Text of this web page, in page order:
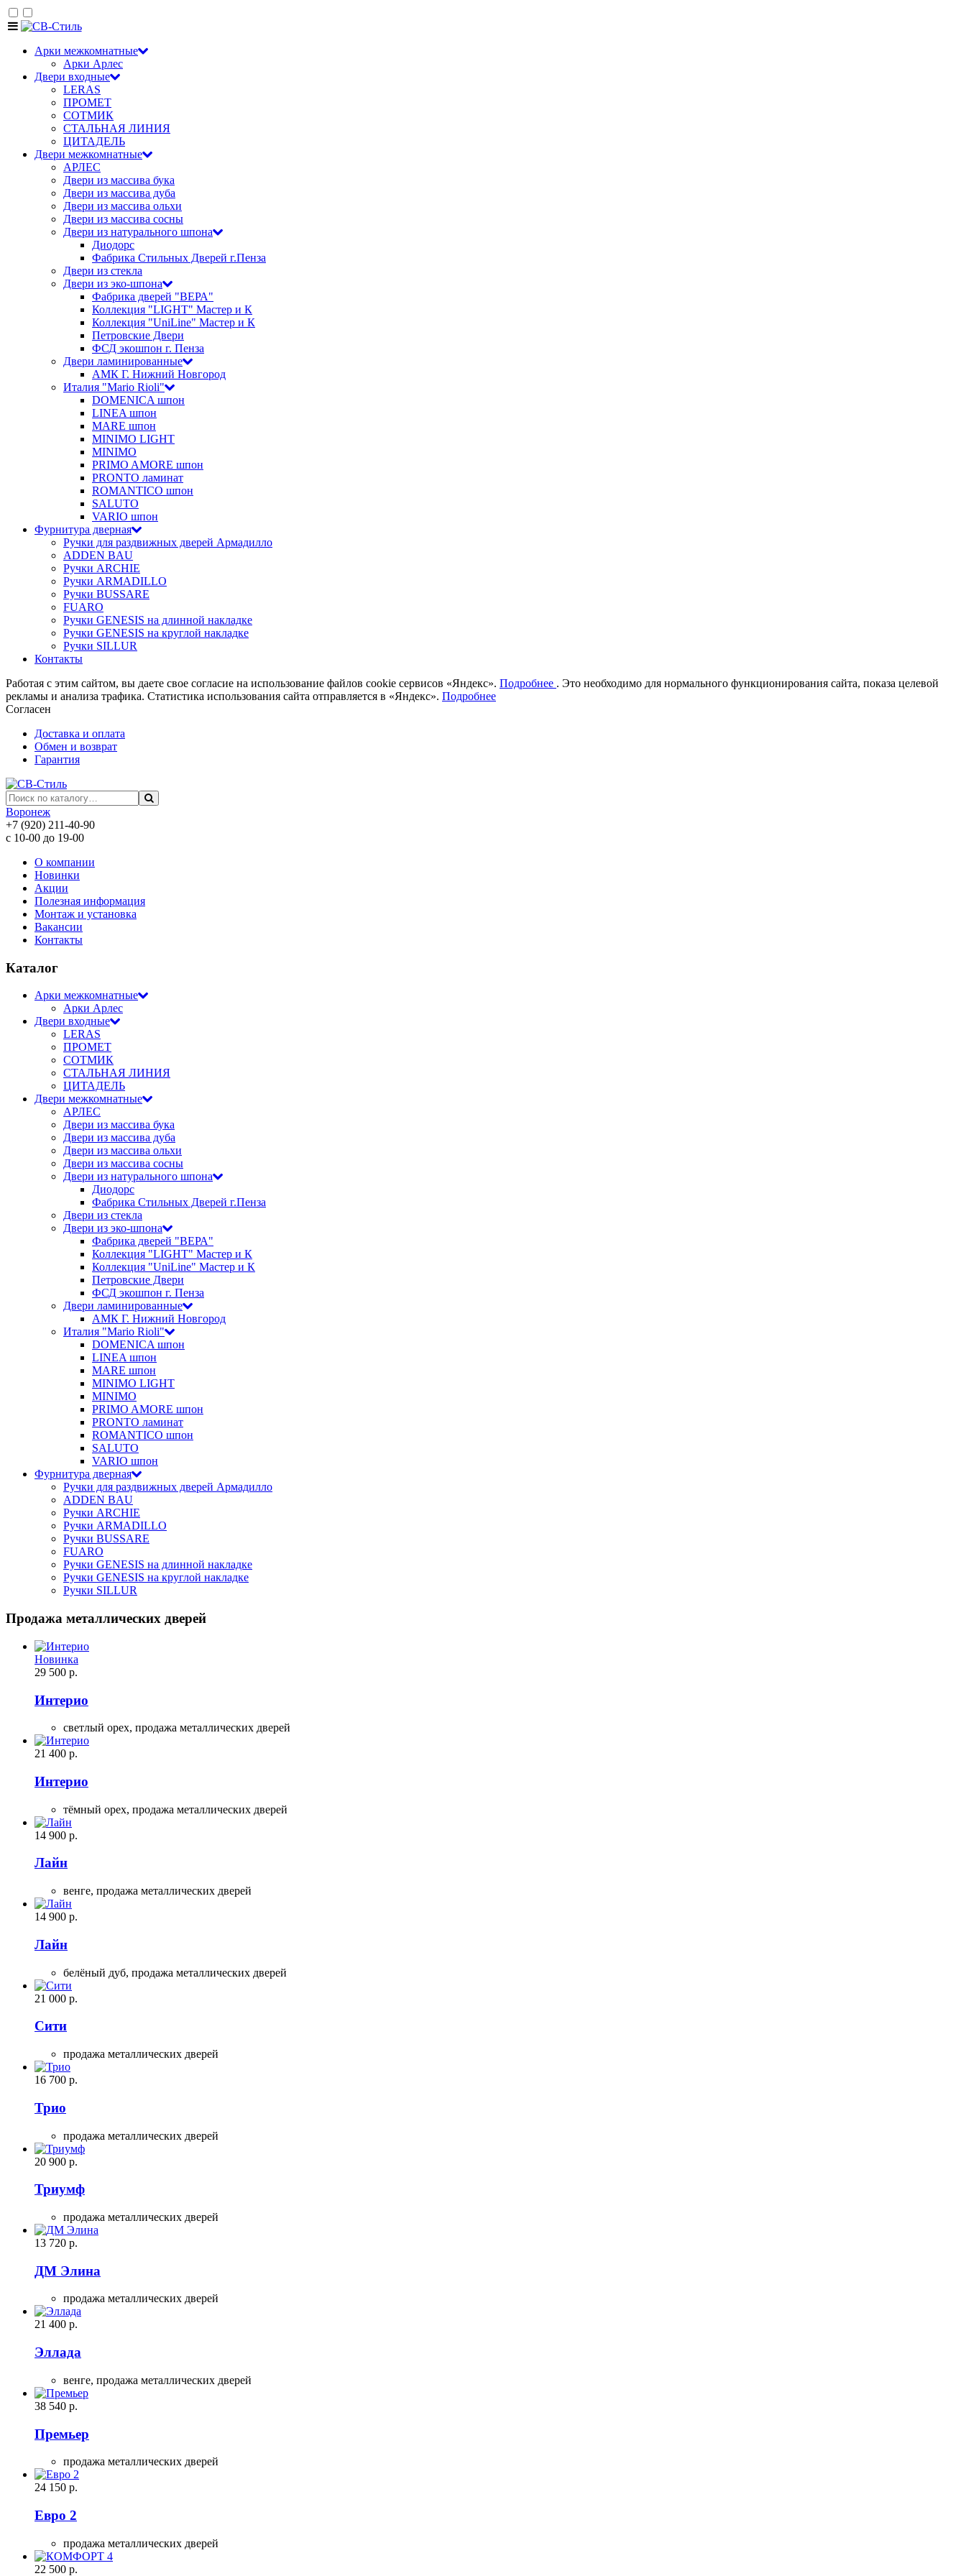
Арки межкомнатные
Арки Арлес
Двери входные
LERAS
ПРОМЕТ
СОТМИК
СТАЛЬНАЯ ЛИНИЯ
ЦИТАДЕЛЬ
Двери межкомнатные
АРЛЕС
Двери из массива бука
Двери из массива дуба
Двери из массива ольхи
Двери из массива сосны
Двери из натурального шпона
Диодорс
Фабрика Стильных Дверей г.Пенза
Двери из стекла
Двери из эко-шпона
Фабрика дверей "ВЕРА"
Коллекция "LIGHT" Мастер и К
Коллекция "UniLine" Мастер и К
Петровские Двери
ФСД экошпон г. Пенза
Двери ламинированные
АМК Г. Нижний Новгород
Италия "Mario Rioli"
DOMENICA шпон
LINEA шпон
MARE шпон
MINIMO LIGHT
MINIMO
PRIMO AMORE шпон
PRONTO ламинат
ROMANTICO шпон
SALUTO
VARIO шпон
Фурнитура дверная
Ручки для раздвижных дверей Армадилло
ADDEN BAU
Ручки ARCHIE
Ручки ARMADILLO
Ручки BUSSARE
FUARO
Ручки GENESIS на длинной накладке
Ручки GENESIS на круглой накладке
Ручки SILLUR
Контакты
Работая с этим сайтом, вы даете свое согласие на использование файлов cookie сервисов «Яндекс». Подробнее . Это необходимо для нормального функционирования сайта, показа целевой
рекламы и анализа трафика. Статистика использования сайта отправляется в «Яндекс». Подробнее
Согласен
Доставка и оплата
Обмен и возврат
Гарантия
Воронеж
+7 (920) 211-40-90
с 10-00 до 19-00
О компании
Новинки
Акции
Полезная информация
Монтаж и установка
Вакансии
Контакты
Каталог
Арки межкомнатные
Арки Арлес
Двери входные
LERAS
ПРОМЕТ
СОТМИК
СТАЛЬНАЯ ЛИНИЯ
ЦИТАДЕЛЬ
Двери межкомнатные
АРЛЕС
Двери из массива бука
Двери из массива дуба
Двери из массива ольхи
Двери из массива сосны
Двери из натурального шпона
Диодорс
Фабрика Стильных Дверей г.Пенза
Двери из стекла
Двери из эко-шпона
Фабрика дверей "ВЕРА"
Коллекция "LIGHT" Мастер и К
Коллекция "UniLine" Мастер и К
Петровские Двери
ФСД экошпон г. Пенза
Двери ламинированные
АМК Г. Нижний Новгород
Италия "Mario Rioli"
DOMENICA шпон
LINEA шпон
MARE шпон
MINIMO LIGHT
MINIMO
PRIMO AMORE шпон
PRONTO ламинат
ROMANTICO шпон
SALUTO
VARIO шпон
Фурнитура дверная
Ручки для раздвижных дверей Армадилло
ADDEN BAU
Ручки ARCHIE
Ручки ARMADILLO
Ручки BUSSARE
FUARO
Ручки GENESIS на длинной накладке
Ручки GENESIS на круглой накладке
Ручки SILLUR
Продажа металлических дверей
Новинка
29 500 р.
Интерио
светлый орех, продажа металлических дверей
21 400 р.
Интерио
тёмный орех, продажа металлических дверей
14 900 р.
Лайн
венге, продажа металлических дверей
14 900 р.
Лайн
белёный дуб, продажа металлических дверей
21 000 р.
Сити
продажа металлических дверей
16 700 р.
Трио
продажа металлических дверей
20 900 р.
Триумф
продажа металлических дверей
13 720 р.
ДМ Элина
продажа металлических дверей
21 400 р.
Эллада
венге, продажа металлических дверей
38 540 р.
Премьер
продажа металлических дверей
24 150 р.
Евро 2
продажа металлических дверей
22 500 р.